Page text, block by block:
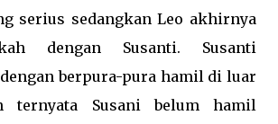
serius sedangkan Leo akhirnya
dengan Susanti. Susanti
berpura-pura hamil di luar
ternyata Susani belum hamil